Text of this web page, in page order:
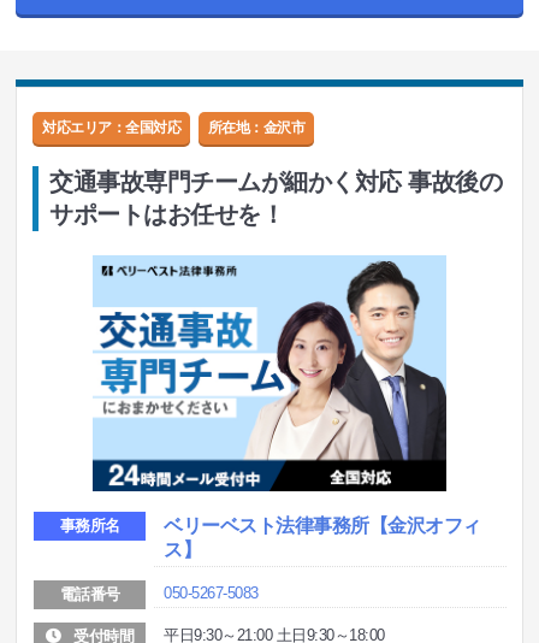
対応エリア：全国対応 所在地： 金沢市
交通事故専門チームが細かく対応 事故後の
サポートはお任せを！
事務所名 ベリーベスト法律事務所【金沢オフィ
ス】
電話番号 050-5267-5083
受付時間 平日9:30～21:00 土日9:30～18:00